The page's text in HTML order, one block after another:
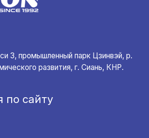
3, промышленный парк Цзинвэй, р.
развития, г. Сиань, КНР.
по сайту